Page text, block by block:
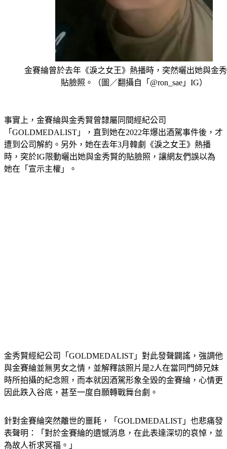
金賽綸曾於去年《淚之女王》熱播時，突然曬出她與金
貼臉照。（圖／翻攝自「@ron_sae」IG）
事實上，金賽綸與金秀賢曾隸屬同間經紀公司
「GOLDMEDALIST」，直到她在2022年爆出酒駕事件後，才
遭到公司解約。另外，她在去年3月韓劇《淚之女王》熱播
時，突於IG限動曬出她與金秀賢的貼臉照，讓網友們誤以為
她在「宣示主權」。
金秀賢經紀公司「GOLDMEDALIST」對此發聲闢謠，強調他
與金賽綸並無男女之情，並解釋該照片是2人在當同門師兄妹
時所拍攝的紀念照，而本就因酒駕形象全毀的金賽綸，心情更
因此跌入谷底，甚至一度自願轉戰舞台劇。
針對金賽綸突然離世的噩耗，「GOLDMEDALIST」也悲痛發
表聲明：「對於金賽綸的遺憾消息，在此表達深切的哀悼，並
為故人祈求冥福。」